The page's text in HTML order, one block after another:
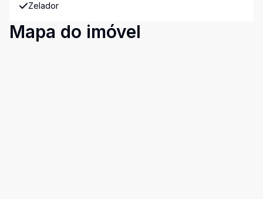
Zelador
Mapa do imóvel